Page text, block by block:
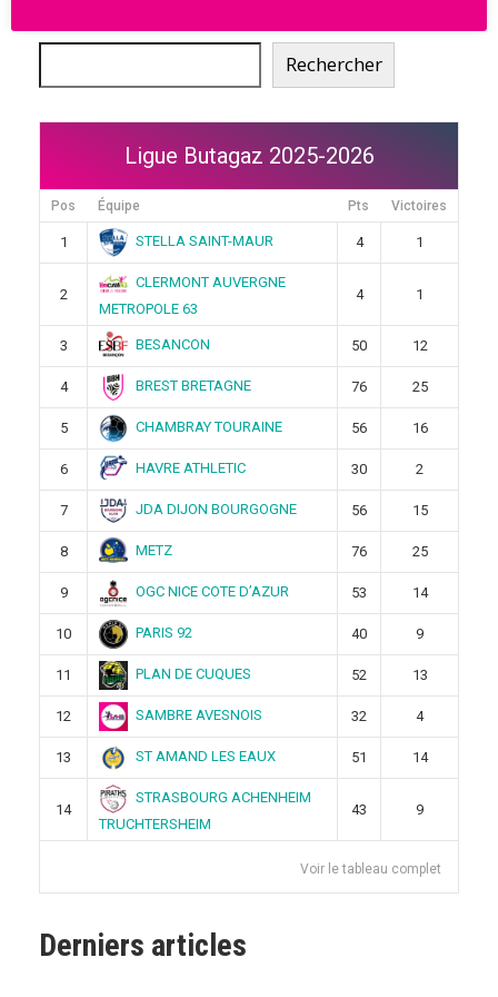
Rechercher
Ligue Butagaz 2025-2026
Pos Équipe Pts Victoires
1 STELLA SAINT-MAUR 4 1
2
CLERMONT AUVERGNE
METROPOLE 63
4 1
3 BESANCON 50 12
4 BREST BRETAGNE 76 25
5 CHAMBRAY TOURAINE 56 16
6 HAVRE ATHLETIC 30 2
7 JDA DIJON BOURGOGNE 56 15
8 METZ 76 25
9 OGC NICE COTE D’AZUR 53 14
10 PARIS 92 40 9
11 PLAN DE CUQUES 52 13
12 SAMBRE AVESNOIS 32 4
13 ST AMAND LES EAUX 51 14
14
STRASBOURG ACHENHEIM
TRUCHTERSHEIM
43 9
Voir le tableau complet
Derniers articles